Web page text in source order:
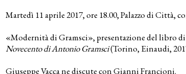
Martedì 11 aprile 2017, ore 18.00, Palazzo di Città,
«Modernità di Gramsci», presentazione del libro di
Novecento di Antonio Gramsci(Torino, Einaudi,
Giuseppe Vacca ne discute con Gianni Francioni.